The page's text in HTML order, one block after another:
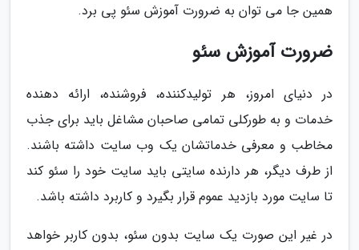
همین جا می توان به ضرورت آموزش سئو پی برد.
ضرورت آموزش سئو
در دنیای امروز، هر تولیدکننده، فروشنده، ارائه دهنده
خدمات و به طورکلی تمامی صاحبان مشاغل باید برای جذب
مخاطب و معرفی خدماتشان یک وب سایت داشته باشند.
از طرف دیگر، هر دارنده سایتی باید سایت خود را سئو کند
تا سایت مورد بازدید عموم قرار بگیرد و کاربرد داشته باشد.
در غیر این صورت یک سایت بدون سئو، بدون کاربر خواهد